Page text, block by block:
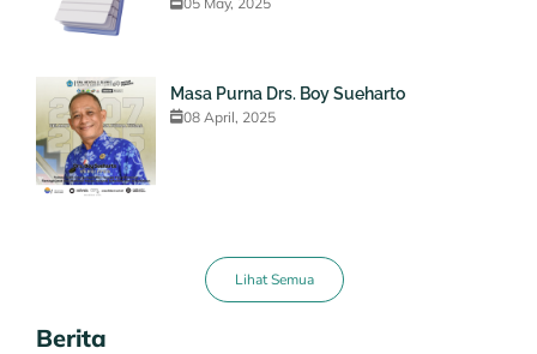
Masa Purna Drs. Boy Sueharto
08 April, 2025
Lihat Semua
Berita